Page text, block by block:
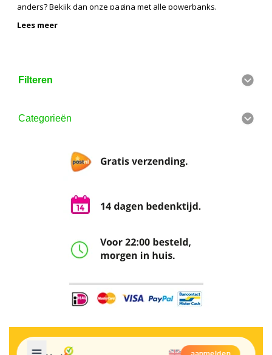
anders? Bekijk dan onze pagina met alle powerbanks.
Lees meer
Filteren
Categorieën